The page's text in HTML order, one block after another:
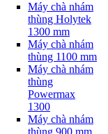
Máy chà nhám
thùng Holytek
1300 mm
Máy chà nhám
thùng 1100 mm
Máy chà nhám
thùng
Powermax
1300
Máy chà nhám
thùng 900 mm